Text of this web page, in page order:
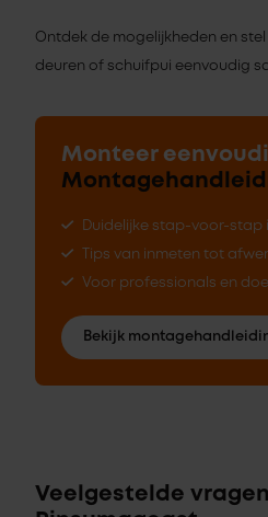
Ontdek de mogelijkheden en
deuren of schuifpui eenvoudig
Monteer
Duidelijke stap-voor-stap
Tips van inmeten tot
Voor professionals en
Bekijk
Veelgestelde